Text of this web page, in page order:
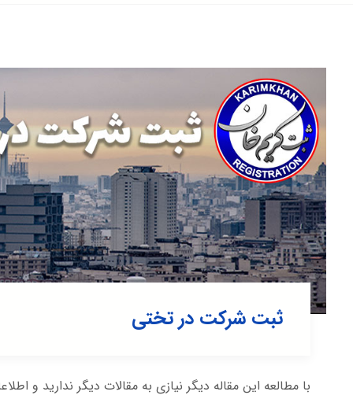
ثبت شرکت در تختی
با مطالعه این مقاله دیگر نیازی به مقالات دیگر ندارید و